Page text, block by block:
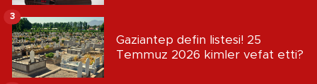
Gaziantep defin listesi! 25
Temmuz 2026 kimler vefat etti?
3